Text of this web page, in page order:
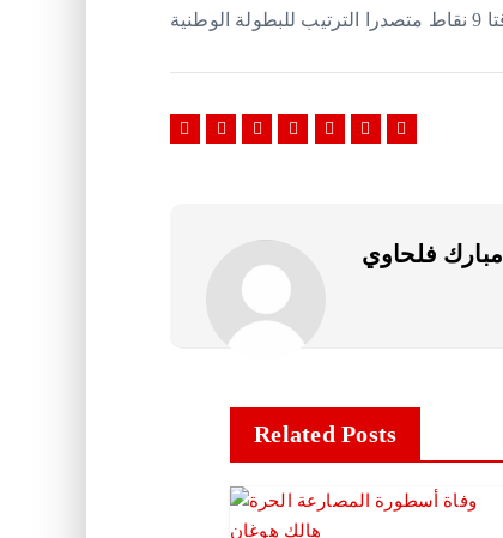
أمبارك فلحاوي
Related Posts